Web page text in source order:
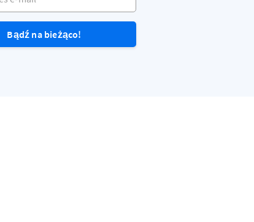
Bądź na bieżąco!